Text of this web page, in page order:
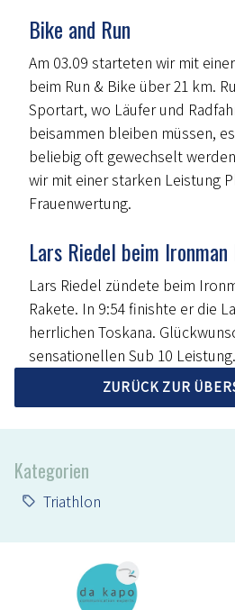
Bike and Run
Am 03.09 starteten wir mit
beim Run & Bike über 21 km.
Sportart, wo Läufer und
beisammen bleiben müssen,
beliebig oft gewechselt
wir mit einer starken Leistung
Frauenwertung.
Lars Riedel beim
Lars Riedel zündete beim
Rakete. In 9:54 finishte er die
herrlichen Toskana.
sensationellen Sub 10 Leistung.
ZURÜCK ZUR
Kategorien
Triathlon